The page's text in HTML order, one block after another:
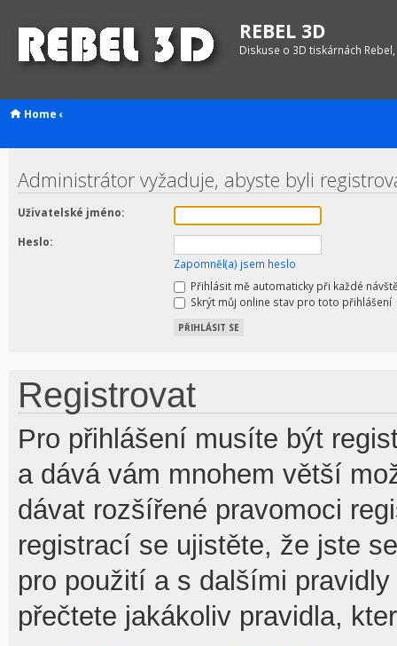
REBEL 3D
Diskuse o 3D tiskárnách
Home ‹
Administrátor vyžaduje, abyste byli
Uživatelské jméno:
Heslo:
Zapomněl(a) jsem heslo
Přihlásit mě automaticky při každé
Skrýt můj online stav pro toto přihlášení
Registrovat
Pro přihlášení musíte být
a dává vám mnohem větší
dávat rozšířené pravomoci
registrací se ujistěte, že jste
pro použití a s dalšími
přečtete jakákoliv pravidla,